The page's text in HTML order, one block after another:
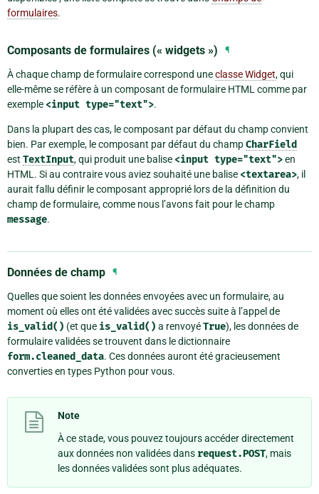
formulaires.
Composants de formulaires (« widgets ») ¶
À chaque champ de formulaire correspond uneclasse Widget, qui
elle-même se réfère à un composant de formulaire HTML comme par
exemple <input type="text">.
Dans la plupart des cas, le composant par défaut du champ convient
bien. Par exemple, le composant par défaut du champCharField
est TextInput, qui produit une balise <input type="text">en
HTML. Si au contraire vous aviez souhaité une balise <textarea>, il
aurait fallu définir le composant approprié lors de la définition du
champ de formulaire, comme nous l’avons fait pour le champ
message.
Données de champ ¶
Quelles que soient les données envoyées avec un formulaire, au
moment où elles ont été validées avec succès suite à l’appel de
is_valid() (et que is_valid() a renvoyéTrue), les données de
formulaire validées se trouvent dans le dictionnaire
form.cleaned_data. Ces données auront été gracieusement
converties en types Python pour vous.
Note
À ce stade, vous pouvez toujours accéder directement
aux données non validées dans request.POST, mais
les données validées sont plus adéquates.